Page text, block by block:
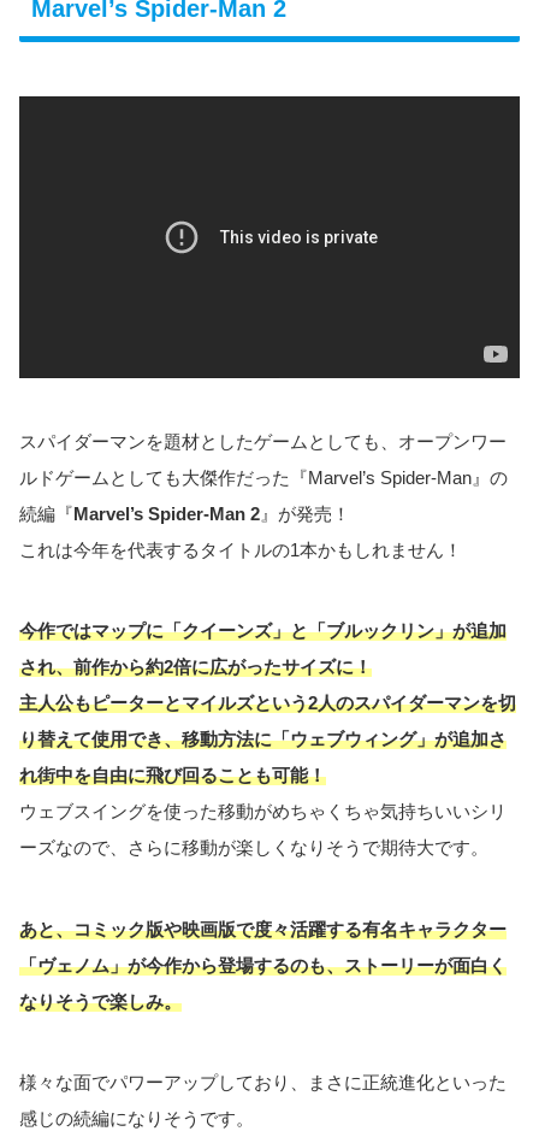
Marvel’s Spider-Man 2
スパイダーマンを題材としたゲームとしても、オープンワー
ルドゲームとしても大傑作だった『Marvel’s Spider-Man』の
続編『Marvel’s Spider-Man 2 』が発売！
これは今年を代表するタイトルの1本かもしれません！
今作ではマップに「クイーンズ」と「ブルックリン」が追加
され、前作から約2倍に広がったサイズに！
主人公もピーターとマイルズという2人のスパイダーマンを切
り替えて使用でき、移動方法に「ウェブウィング」が追加さ
れ街中を自由に飛び回ることも可能！
ウェブスイングを使った移動がめちゃくちゃ気持ちいいシリ
ーズなので、さらに移動が楽しくなりそうで期待大です。
あと、コミック版や映画版で度々活躍する有名キャラクター
「ヴェノム」が今作から登場するのも、ストーリーが面白く
なりそうで楽しみ。
様々な面でパワーアップしており、まさに正統進化といった
感じの続編になりそうです。